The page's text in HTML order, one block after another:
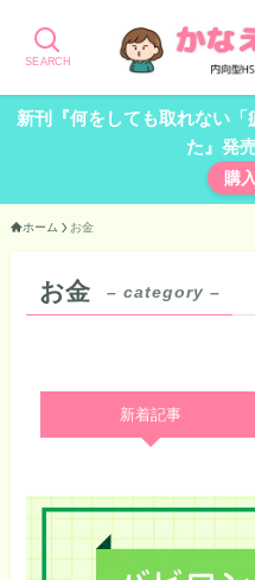
SEARCH
新刊『何をしても取れない
た』発
購
ホーム お金
お金 – category –
新着記事